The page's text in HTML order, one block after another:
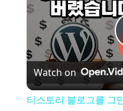
Watch on
티스토리 블로그를 그